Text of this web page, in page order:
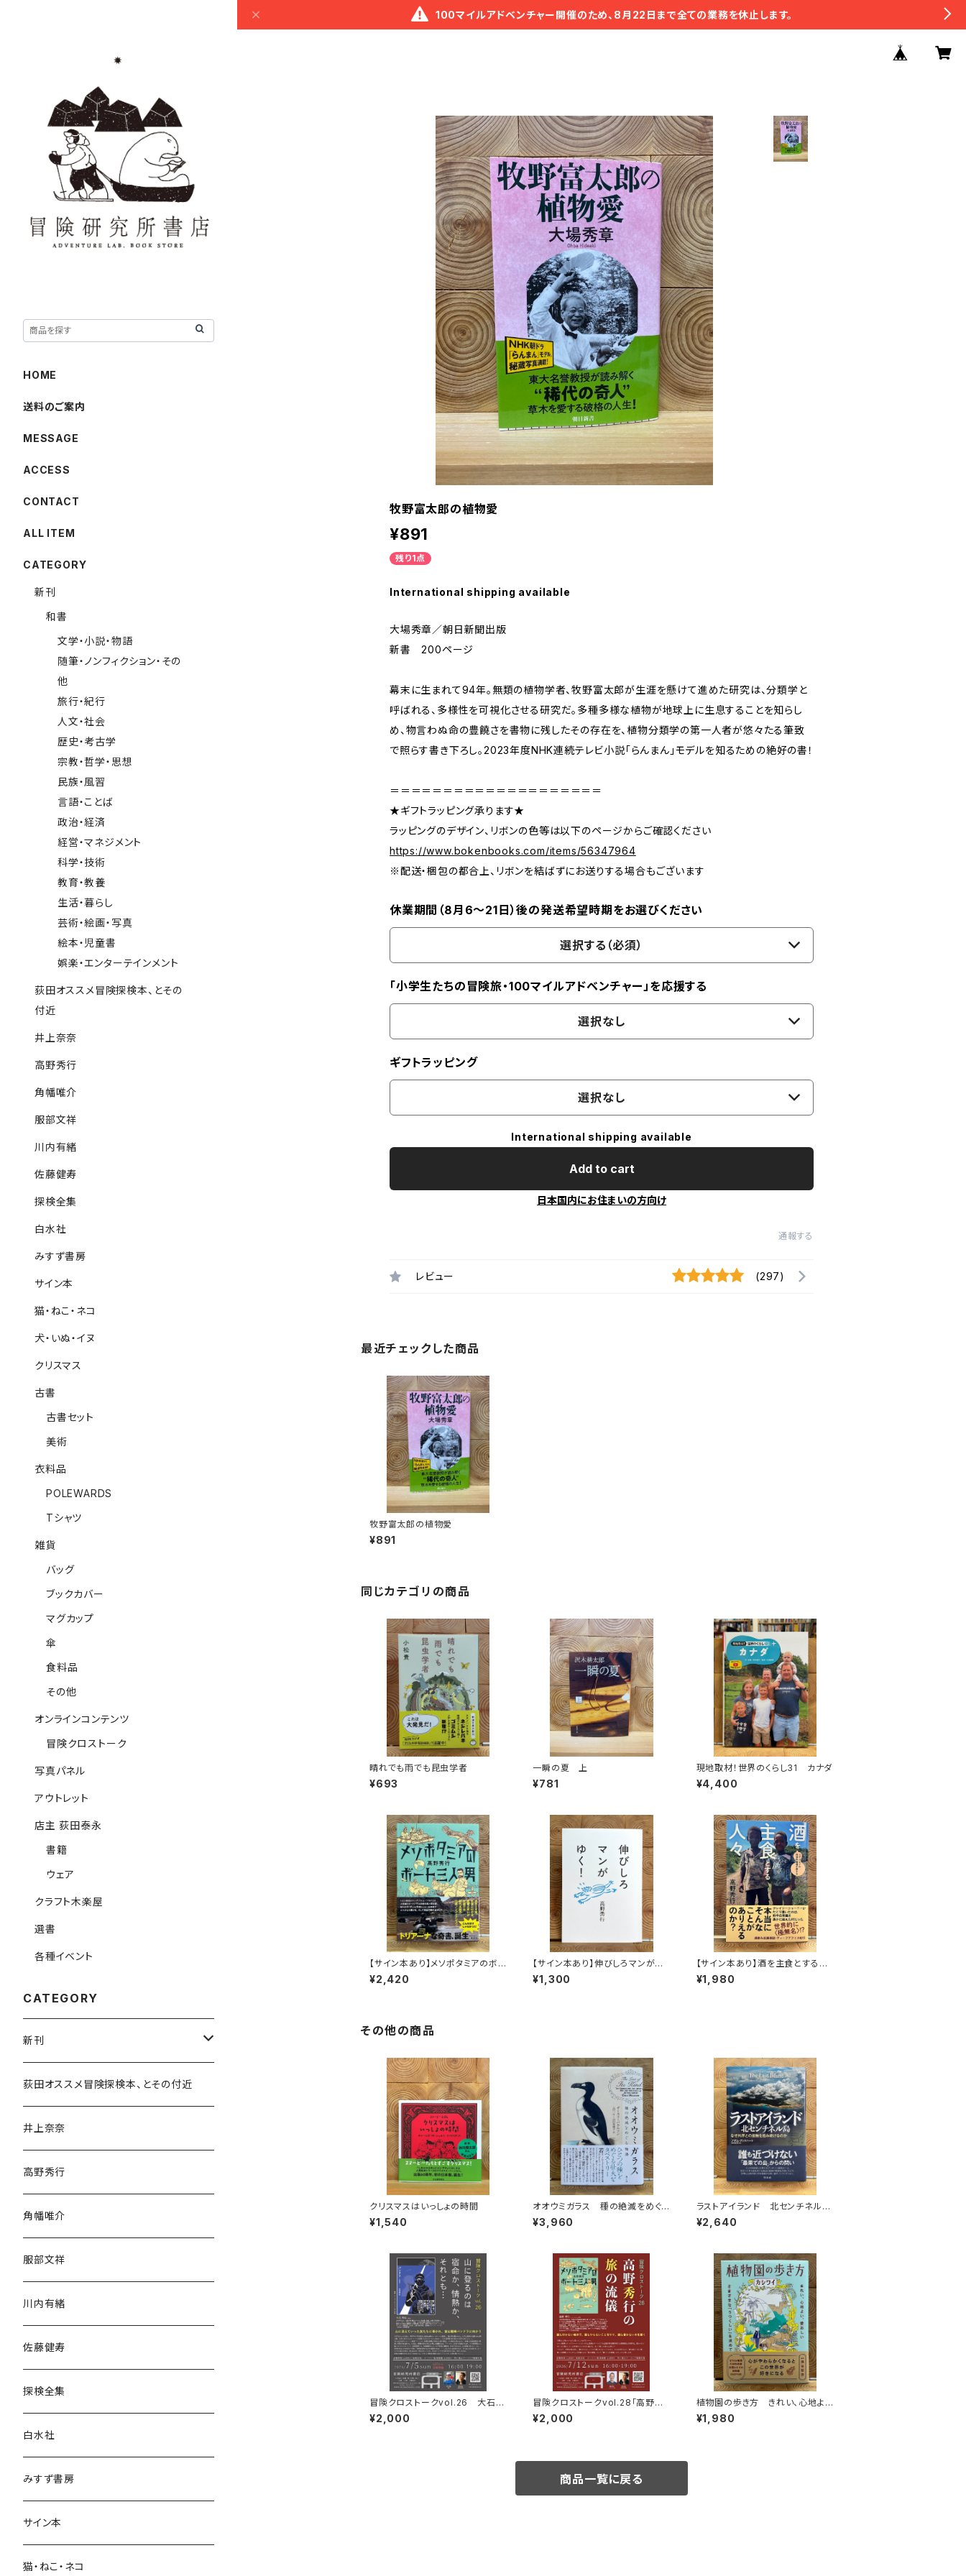
100マイルアドベンチャー開催のため、8月22日まで全ての業務を休止します。
牧野富太郎の植物愛
¥891
残り1点
International shipping available
大場秀章／朝日新聞出版
新書 200ページ
幕末に生まれて94年。無類の植物学者、牧野富太郎が生涯を懸けて進めた研究は、分類学と
呼ばれる、多様性を可視化させる研究だ。多種多様な植物が地球上に生息することを知らし
め、物言わぬ命の豊饒さを書物に残したその存在を、植物分類学の第一人者が悠々たる筆致
で照らす書き下ろし。2023年度NHK連続テレビ小説「らんまん」モデルを知るための絶好の書！
＝＝＝＝＝＝＝＝＝＝＝＝＝＝＝＝＝＝＝＝
★ギフトラッピング承ります★
ラッピングのデザイン、リボンの色等は以下のページからご確認ください
https://www.bokenbooks.com/items/56347964
※配送・梱包の都合上、リボンを結ばずにお送りする場合もございます
休業期間（8月6〜21日）後の発送希望時期をお選びください
選択する（必須）
「小学生たちの冒険旅・100マイルアドベンチャー」を応援する
選択なし
ギフトラッピング
選択なし
International shipping available
Add to cart
日本国内にお住まいの方向け
通報する
レビュー (297)
最近チェックした商品
牧野富太郎の植物愛
¥891
同じカテゴリの商品
晴れでも雨でも昆虫学者
¥693
一瞬の夏 上
¥781
現地取材！世界のくらし31 カナダ
¥4,400
【サイン本あり】メソポタミアのボ
ート三人男
¥2,420
【サイン本あり】伸びしろマンがゆ
く！
¥1,300
【サイン本あり】酒を主食とする
人々 エチオピアの科学的秘境を
旅する
¥1,980
その他の商品
クリスマスはいっしょの時間
¥1,540
オオウミガラス 種の絶滅をめぐる
物語
¥3,960
ラストアイランド 北センチネル
島 なぜ外界との接触を拒み続け
るのか
¥2,640
冒険クロストークvol.26 大石明
弘「山に登るのは 宿命か、情熱か、
それとも…」録画視聴権
¥2,000
冒険クロストークvol.28「高野秀
行の旅の流儀」録画視聴権
¥2,000
植物園の歩き方 きれい、心地よ
い、愛おしい さまざまな「うつくし
い」を求めて
¥1,980
商品一覧に戻る
HOME
送料のご案内
MESSAGE
ACCESS
CONTACT
ALL ITEM
CATEGORY
新刊
和書
文学・小説・物語
随筆・ノンフィクション・その
他
旅行・紀行
人文・社会
歴史・考古学
宗教・哲学・思想
民族・風習
言語・ことば
政治・経済
経営・マネジメント
科学・技術
教育・教養
生活・暮らし
芸術・絵画・写真
絵本・児童書
娯楽・エンターテインメント
荻田オススメ冒険探検本、とその
付近
井上奈奈
高野秀行
角幡唯介
服部文祥
川内有緒
佐藤健寿
探検全集
白水社
みすず書房
サイン本
猫・ねこ・ネコ
犬・いぬ・イヌ
クリスマス
古書
古書セット
美術
衣料品
POLEWARDS
Tシャツ
雑貨
バッグ
ブックカバー
マグカップ
傘
食料品
その他
オンラインコンテンツ
冒険クロストーク
写真パネル
アウトレット
店主 荻田泰永
書籍
ウェア
クラフト木楽屋
選書
各種イベント
CATEGORY
新刊
和書
文学・小説・物語
随筆・ノンフィクション・その他
民族・風習
言語・ことば
荻田オススメ冒険探検本、とその付近
井上奈奈
高野秀行
角幡唯介
服部文祥
川内有緒
佐藤健寿
探検全集
白水社
みすず書房
サイン本
猫・ねこ・ネコ